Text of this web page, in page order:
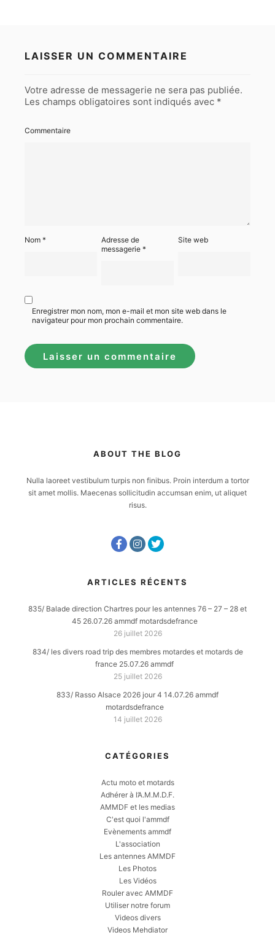
LAISSER UN COMMENTAIRE
Votre adresse de messagerie ne sera pas publiée.
Les champs obligatoires sont indiqués avec *
Commentaire
Nom *
Adresse de
messagerie*
Site web
Enregistrer mon nom, mon e-mail et mon site web dans le
navigateur pour mon prochain commentaire.
ABOUT THE BLOG
Nulla laoreet vestibulum turpis non finibus. Proin interdum a tortor
sit amet mollis. Maecenas sollicitudin accumsan enim, ut aliquet
risus.
ARTICLES RÉCENTS
835/ Balade direction Chartres pour les antennes 76 – 27 – 28 et
45 26.07.26 ammdf motardsdefrance
26 juillet 2026
834/ les divers road trip des membres motardes et motards de
france 25.07.26 ammdf
25 juillet 2026
833/ Rasso Alsace 2026 jour 4 14.07.26 ammdf
motardsdefrance
14 juillet 2026
CATÉGORIES
Actu moto et motards
Adhérer à l’A.M.M.D.F.
AMMDF et les medias
C'est quoi l'ammdf
Evènements ammdf
L'association
Les antennes AMMDF
Les Photos
Les Vidéos
Rouler avec AMMDF
Utiliser notre forum
Videos divers
Videos Mehdiator